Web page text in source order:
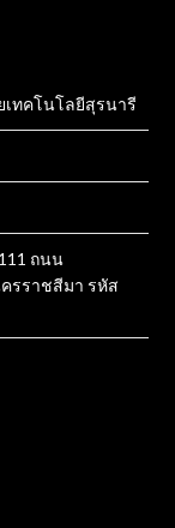
ทคโนโลยีสุรนารี
ถนน
รราชสีมา รหัส